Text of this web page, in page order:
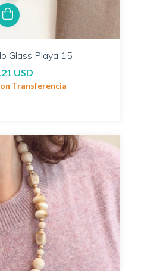
Glass Playa 15
USD
Transferencia